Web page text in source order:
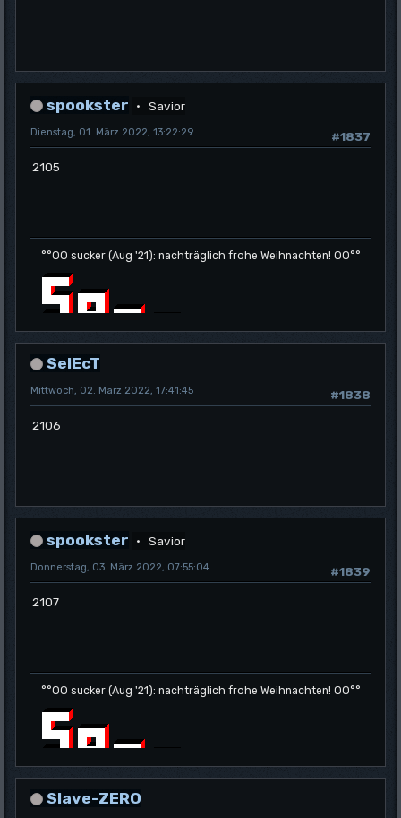
spookster Savior
#1837
Dienstag, 01. März 2022, 13:22:29
2105
°°OO sucker (Aug '21): nachträglich frohe Weihnachten! OO°°
SelEcT
#1838
Mittwoch, 02. März 2022, 17:41:45
2106
spookster Savior
#1839
Donnerstag, 03. März 2022, 07:55:04
2107
°°OO sucker (Aug '21): nachträglich frohe Weihnachten! OO°°
Slave-ZERO